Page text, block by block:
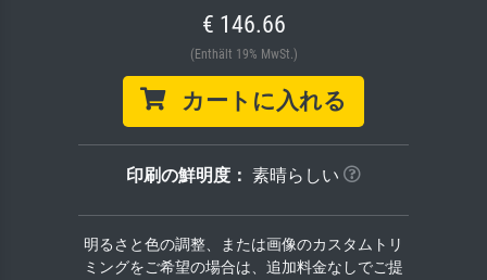
€ 146.66
(Enthält 19% MwSt.)
カートに入れる
印刷の鮮明度： 素晴らしい
明るさと色の調整、または画像のカスタムトリ
ミングをご希望の場合は、追加料金なしでご提